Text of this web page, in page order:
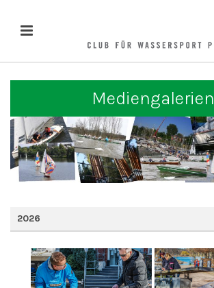
Mediengalerien
2026